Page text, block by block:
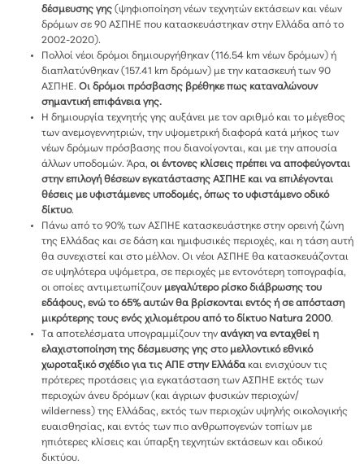
δέσμευσης γης (ψηφιοποίηση νέων τεχνητών εκτάσεων και νέων
δρόμων σε 90 ΑΣΠΗΕ που κατασκευάστηκαν στην Ελλάδα από το
2002-2020).
Πολλοί νέοι δρόμοι δημιουργήθηκαν (116.54 km νέων δρόμων) ή
διαπλατύνθηκαν (157.41 km δρόμων) με την κατασκευή των 90
ΑΣΠΗΕ.Οι δρόμοι πρόσβασης βρέθηκε πως καταναλώνουν
σημαντική επιφάνεια γης.
Η δημιουργία τεχνητής γης αυξάνει με τον αριθμό και το μέγεθος
των ανεμογεννητριών, την υψομετρική διαφορά κατά μήκος των
νέων δρόμων πρόσβασης που διανοίγονται, και με την απουσία
άλλων υποδομών. Άρα,οι έντονες κλίσεις πρέπει να αποφεύγονται
στην επιλογή θέσεων εγκατάστασης ΑΣΠΗΕ και να επιλέγονται
θέσεις με υφιστάμενες υποδομές, όπως το υφιστάμενο οδικό
δίκτυο.
Πάνω από το 90% των ΑΣΠΗΕ κατασκευάστηκε στην ορεινή ζώνη
της Ελλάδας και σε δάση και ημιφυσικές περιοχές, και η τάση αυτή
θα συνεχιστεί και στο μέλλον. Οι νέοι ΑΣΠΗΕ θα κατασκευάζονται
σε υψηλότερα υψόμετρα, σε περιοχές με εντονότερη τοπογραφία,
οι οποίες αντιμετωπίζουν μεγαλύτερο ρίσκο διάβρωσης του
εδάφους, ενώ το 65% αυτών θα βρίσκονται εντός ή σε απόσταση
μικρότερης τους ενός χιλιομέτρου από το δίκτυο Natura 2000.
Τα αποτελέσματα υπογραμμίζουν τηνανάγκη να ενταχθεί η
ελαχιστοποίηση της δέσμευσης γης στο μελλοντικό εθνικό
χωροταξικό σχέδιο για τις ΑΠΕ στην Ελλάδα και ενισχύουν τις
πρότερες προτάσεις για εγκατάσταση των ΑΣΠΗΕ εκτός των
περιοχών άνευ δρόμων (και άγριων φυσικών περιοχών/
wilderness) της Ελλάδας, εκτός των περιοχών υψηλής οικολογικής
ευαισθησίας, και εντός των πιο ανθρωπογενών τοπίων με
ηπιότερες κλίσεις και ύπαρξη τεχνητών εκτάσεων και οδικού
δικτύου.